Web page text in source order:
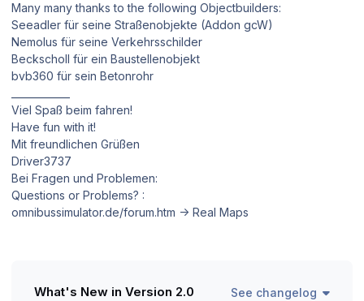
Many many thanks to the following Objectbuilders:
Seeadler für seine Straßenobjekte (Addon gcW)
Nemolus für seine Verkehrsschilder
Beckscholl für ein Baustellenobjekt
bvb360 für sein Betonrohr
Viel Spaß beim fahren!
Have fun with it!
Mit freundlichen Grüßen
Driver3737
Bei Fragen und Problemen:
Questions or Problems? :
omnibussimulator.de/forum.htm -> Real Maps
What's New in Version 2.0 See changelog